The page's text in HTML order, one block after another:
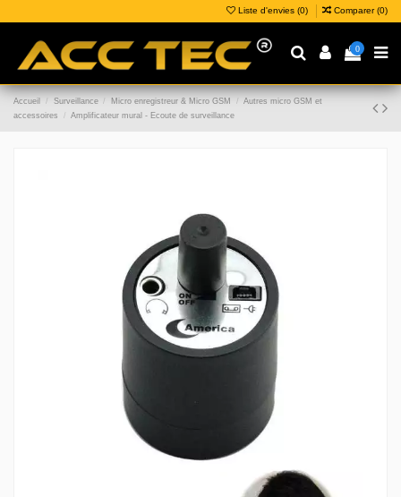
Liste d'envies (0) Comparer (0)
0
Accueil Surveillance Micro enregistreur & Micro GSM
Autres micro GSM et
accessoires
Amplificateur mural - Ecoute de surveillance